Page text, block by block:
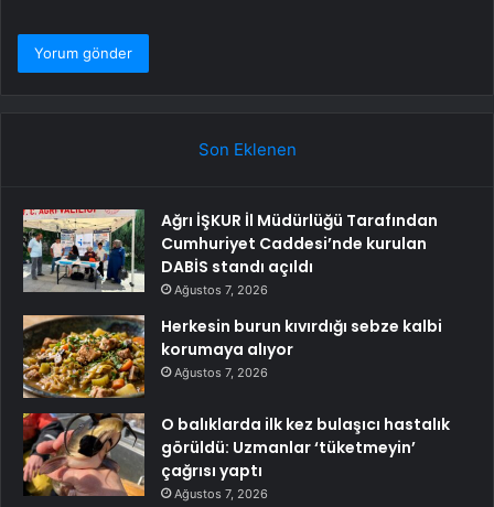
Son Eklenen
Ağrı İŞKUR İl Müdürlüğü Tarafından
Cumhuriyet Caddesi’nde kurulan
DABİS standı açıldı
Ağustos 7, 2026
Herkesin burun kıvırdığı sebze kalbi
korumaya alıyor
Ağustos 7, 2026
O balıklarda ilk kez bulaşıcı hastalık
görüldü: Uzmanlar ‘tüketmeyin’
çağrısı yaptı
Ağustos 7, 2026